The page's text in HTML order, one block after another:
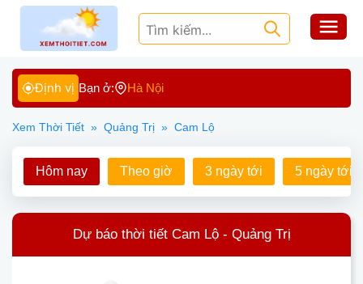
Định vị Bạn ở: Hà Nội
Xem Thời Tiết » Quảng Trị » Cam Lộ
Hôm nay Theo giờ 3 ngày tới 5 ngày tới
Dự báo thời tiết Cam Lộ - Quảng Trị